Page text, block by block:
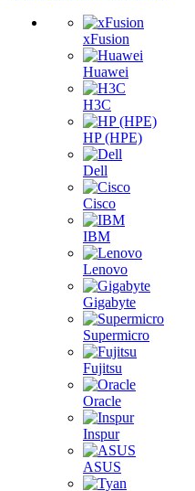
xFusion
Huawei
H3C
HP (HPE)
Dell
Cisco
IBM
Lenovo
Gigabyte
Supermicro
Fujitsu
Oracle
Inspur
ASUS